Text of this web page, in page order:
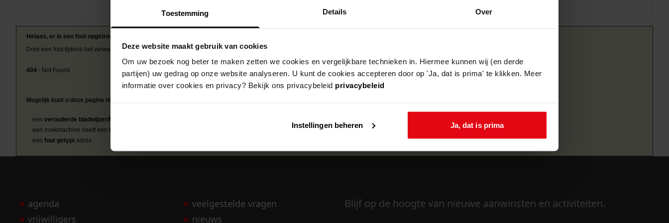
Toestemming Details Over
Deze website maakt gebruik van cookies
Om uw bezoek nog beter te maken zetten we cookies en vergelijkbare technieken in. Hiermee kunnen wij (en derde
partijen) uw gedrag op onze website analyseren. U kunt de cookies accepteren door op 'Ja, dat is prima' te klikken. Meer
informatie over cookies en privacy? Bekijk ons privacybeleid privacybeleid
Instellingen beheren Ja, dat is prima
Helaas, er is een fout opgetreden
Door een fout tijdens het verwerken van deze pagina is het niet mogelijk om deze pagina te kunnen bekijken.
404 - Not Found
Mogelijk kunt u deze pagina niet bezoeken door:
een verouderde bladwijzer/favoriet
een zoekmachine heeft een verouderde lijst van de website
een fout getypt adres
agenda
vrijwilligers
veelgestelde vragen
nieuws
Blijf op de hoogte van nieuwe aanwinsten en activiteiten.